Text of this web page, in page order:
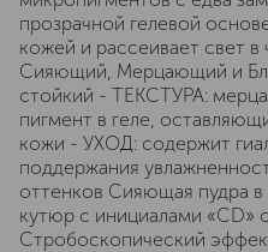
прозрачной гелевой
кожей и рассеивает свет
Сияющий, Мерцающий и
стойкий - ТЕКСТУРА:
пигмент в геле,
кожи - УХОД: содержит
поддержания
оттенков Сияющая пудра
кутюр с инициалами «CD»
Стробоскопический